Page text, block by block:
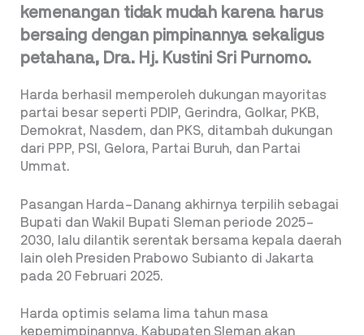
kemenangan tidak mudah karena harus
bersaing dengan pimpinannya sekaligus
petahana, Dra. Hj. Kustini Sri Purnomo.
Harda berhasil memperoleh dukungan mayoritas
partai besar seperti PDIP, Gerindra, Golkar, PKB,
Demokrat, Nasdem, dan PKS, ditambah dukungan
dari PPP, PSI, Gelora, Partai Buruh, dan Partai
Ummat.
Pasangan Harda–Danang akhirnya terpilih sebagai
Bupati dan Wakil Bupati Sleman periode 2025–
2030, lalu dilantik serentak bersama kepala daerah
lain oleh Presiden Prabowo Subianto di Jakarta
pada 20 Februari 2025.
Harda optimis selama lima tahun masa
kepemimpinannya, Kabupaten Sleman akan